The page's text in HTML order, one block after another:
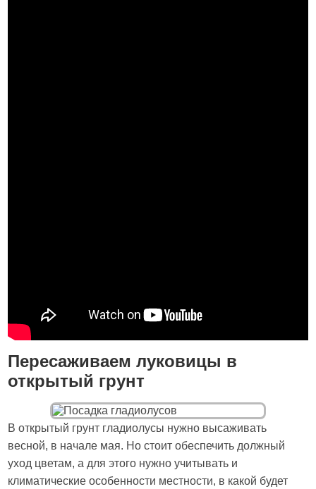
Пересаживаем луковицы в
открытый грунт
В открытый грунт гладиолусы нужно высаживать
весной, в начале мая. Но стоит обеспечить должный
уход цветам, а для этого нужно учитывать и
климатические особенности местности, в какой будет